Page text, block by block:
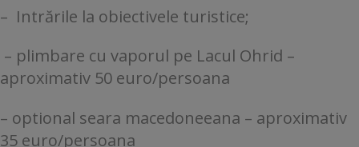
– Intrările la obiectivele turistice;
– plimbare cu vaporul pe Lacul Ohrid –
aproximativ 50 euro/persoana
– optional seara macedoneeana – aproximativ
35 euro/persoana